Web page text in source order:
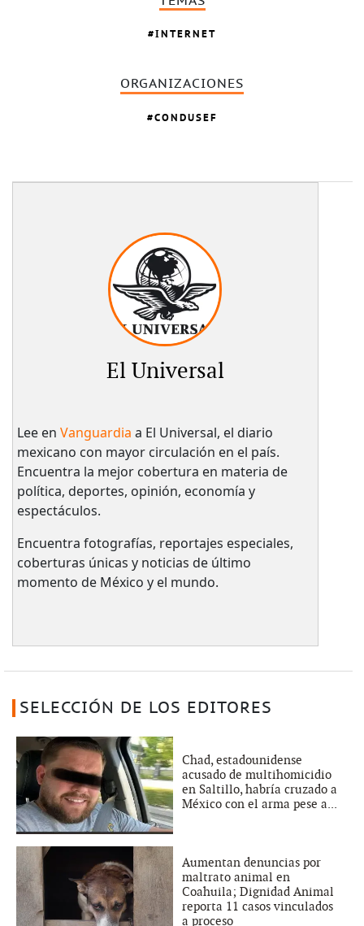
INTERNET
ORGANIZACIONES
CONDUSEF
El Universal
Lee en Vanguardia a El Universal, el diario
mexicano con mayor circulación en el país.​
Encuentra la mejor cobertura en materia de
política, deportes, opinión, economía y
espectáculos.
Encuentra fotografías, reportajes especiales,
coberturas únicas y noticias de último
momento de México y el mundo.
SELECCIÓN DE LOS EDITORES
Chad, estadounidense
acusado de multihomicidio
en Saltillo, habría cruzado a
México con el arma pese a...
Aumentan denuncias por
maltrato animal en
Coahuila; Dignidad Animal
reporta 11 casos vinculados
a proceso